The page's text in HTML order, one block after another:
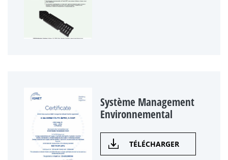
Système Management
Environnemental
TÉLÉCHARGER